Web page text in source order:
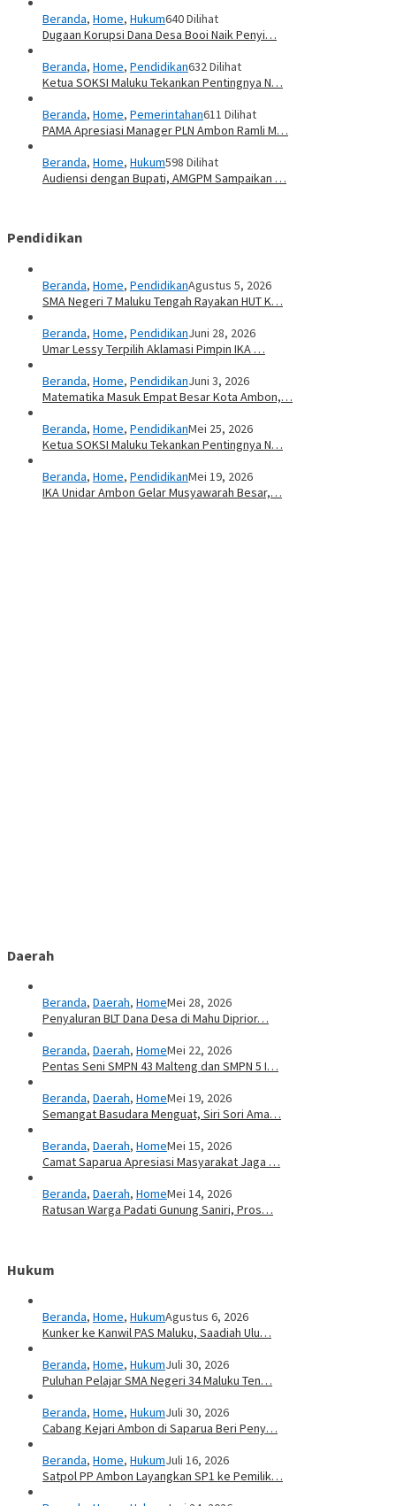
Beranda, Home, Hukum640 Dilihat
Dugaan Korupsi Dana Desa Booi Naik Penyi…
Beranda, Home, Pendidikan632 Dilihat
Ketua SOKSI Maluku Tekankan Pentingnya N…
Beranda, Home, Pemerintahan611 Dilihat
PAMA Apresiasi Manager PLN Ambon Ramli M…
Beranda, Home, Hukum598 Dilihat
Audiensi dengan Bupati, AMGPM Sampaikan …
Pendidikan
Beranda, Home, PendidikanAgustus 5, 2026
SMA Negeri 7 Maluku Tengah Rayakan HUT K…
Beranda, Home, PendidikanJuni 28, 2026
Umar Lessy Terpilih Aklamasi Pimpin IKA …
Beranda, Home, PendidikanJuni 3, 2026
Matematika Masuk Empat Besar Kota Ambon,…
Beranda, Home, PendidikanMei 25, 2026
Ketua SOKSI Maluku Tekankan Pentingnya N…
Beranda, Home, PendidikanMei 19, 2026
IKA Unidar Ambon Gelar Musyawarah Besar,…
Daerah
Beranda, Daerah, HomeMei 28, 2026
Penyaluran BLT Dana Desa di Mahu Diprior…
Beranda, Daerah, HomeMei 22, 2026
Pentas Seni SMPN 43 Malteng dan SMPN 5 I…
Beranda, Daerah, HomeMei 19, 2026
Semangat Basudara Menguat, Siri Sori Ama…
Beranda, Daerah, HomeMei 15, 2026
Camat Saparua Apresiasi Masyarakat Jaga …
Beranda, Daerah, HomeMei 14, 2026
Ratusan Warga Padati Gunung Saniri, Pros…
Hukum
Beranda, Home, HukumAgustus 6, 2026
Kunker ke Kanwil PAS Maluku, Saadiah Ulu…
Beranda, Home, HukumJuli 30, 2026
Puluhan Pelajar SMA Negeri 34 Maluku Ten…
Beranda, Home, HukumJuli 30, 2026
Cabang Kejari Ambon di Saparua Beri Peny…
Beranda, Home, HukumJuli 16, 2026
Satpol PP Ambon Layangkan SP1 ke Pemilik…